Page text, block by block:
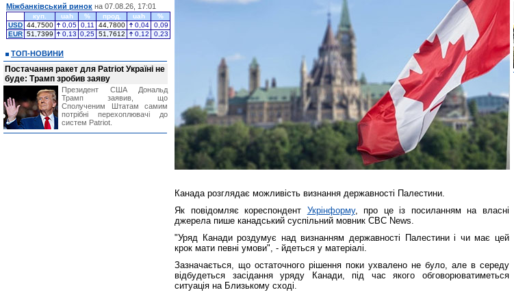
Канада розглядає можливість визнання державності Палестини.
Як повідомляє кореспондент Укрінформу, про це із посиланням на власні
джерела пише канадський суспільний мовник CBC News.
"Уряд Канади роздумує над визнанням державності Палестини і чи має цей
крок мати певні умови", - йдеться у матеріалі.
Зазначається, що остаточного рішення поки ухвалено не було, але в середу
відбудеться засідання уряду Канади, під час якого обговорюватиметься
ситуація на Близькому сході.
Міжбанківський ринок на 07.08.26, 17:01
куп. uah % прод. uah
%
USD 44,7500 0,05 0,11 44,7800 0,04
0,09
EUR 51,7399 0,13 0,25 51,7612 0,12 0,23
ТОП-НОВИНИ
Постачання ракет для Patriot Україні не
буде: Трамп зробив заяву
Президент США Дональд
Трамп заявив, що
Сполученим Штатам самим
потрібні перехоплювачі до
систем Patriot.